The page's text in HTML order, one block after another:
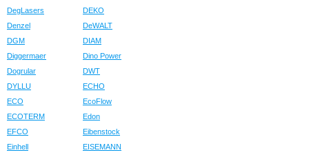
DegLasers
DEKO
Denzel
DeWALT
DGM
DIAM
Diggermaer
Dino Power
Dogrular
DWT
DYLLU
ECHO
ECO
EcoFlow
ECOTERM
Edon
EFCO
Eibenstock
Einhell
EISEMANN